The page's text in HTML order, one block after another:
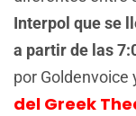
Interpol que se
a partir de las
por Goldenvoice
del Greek